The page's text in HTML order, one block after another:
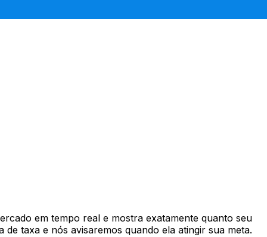
em tempo real e mostra exatamente quanto seu
taxa e nós avisaremos quando ela atingir sua meta.